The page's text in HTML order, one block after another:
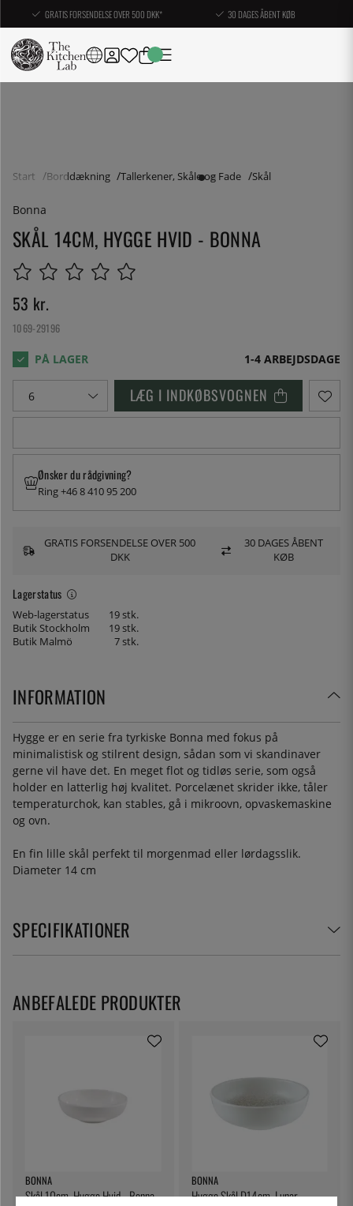
GRATIS FORSENDELSE OVER 500 DKK* 30 DAGES ÅBENT KØB
Start Borddækning Tallerkener, Skåle og Fade Skål
Bonna
SKÅL 14CM, HYGGE HVID - BONNA
53 kr.
1069-29196
1-4 ARBEJDSDAGE
LÆG I INDKØBSVOGNEN
Lagerstatus
Web-lagerstatus
19 stk.
Butik Stockholm
19 stk.
Butik Malmö
7 stk.
Ønsker du rådgivning?
Ring +46 8 410 95 200
GRATIS FORSENDELSE OVER 500
DKK
30 DAGES ÅBENT
KØB
INFORMATION
Hygge er en serie fra tyrkiske Bonna med fokus på
minimalistisk og stilrent design, sådan som vi skandinaver
gerne vil have det. En meget flot og tidløs serie, som også
holder en latterlig høj kvalitet. Porcelænet skrider ikke, tåler
temperaturchok, kan stables, gå i mikroovn, opvaskemaskine
og ovn.
En fin lille skål perfekt til morgenmad eller lørdagsslik.
Diameter 14 cm
SPECIFIKATIONER
BONNA
Skål 10cm, Hygge Hvid - Bonna
BONNA
Hygge Skål D14cm, Lunar -
ANBEFALEDE PRODUKTER